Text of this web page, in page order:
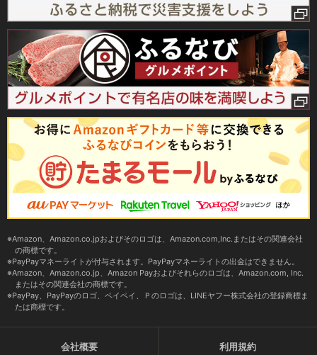
Amazon、Amazon.co.jpおよびそのロゴは、Amazon.com,Inc.またはその関連会社
の商標です。
PayPayマネーライトが付与されます。PayPayマネーライトの出金はできません。
Amazon、Amazon.co.jp、Amazon Payおよびそれらのロゴは、Amazon.com, Inc.
またはその関連会社の商標です。
PayPay、PayPayのロゴ、ペイペイ、Ｐのロゴは、LINEヤフー株式会社の登録商標ま
たは商標です。
会社概要 利用規約